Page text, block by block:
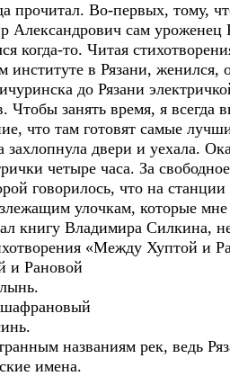
прочитал. Во-первых, тому,
Александрович сам уроженец
когда-то. Читая
институте в Рязани,
до Рязани
Чтобы занять время, я
что там готовят самые
захлопнула двери и уехала.
четыре часа. За
говорилось, что на
улочкам, которые
книгу Владимира Силкина,
«Между Хуптой и
Рановой
названиям рек, ведь
имена.